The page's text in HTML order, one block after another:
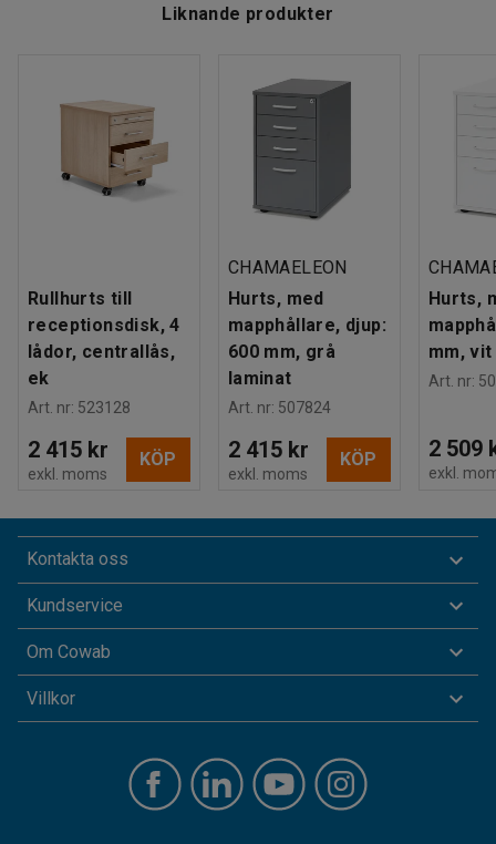
Liknande produkter
Rullhurts till
receptionsdisk, 4
lådor, centrallås,
ek
Art. nr: 523128
2 415 kr
exkl. moms
KÖP
CHAMAELEON
Hurts, med
mapphållare, djup:
600 mm, grå
laminat
Art. nr: 507824
2 415 kr
exkl. moms
KÖP
Hurts,
mm,
Art. nr:
2 509
exkl.
Kontakta oss
Kundservice
Om Cowab
Villkor